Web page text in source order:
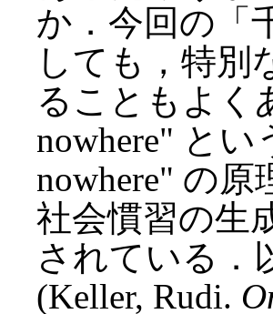
か．今回の「
しても，特別
ることもよく
nowhere" と
nowhere" の
社会慣習の生
されている．
(Keller, Rudi.